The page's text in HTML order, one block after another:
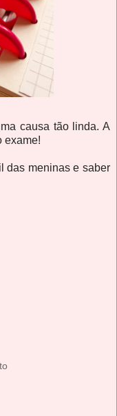
causa tão linda. A
exame!
das meninas e saber